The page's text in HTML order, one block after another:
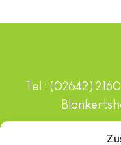
Copyright ©
Tel.: (02642)